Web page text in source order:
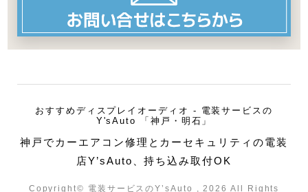
おすすめディスプレイオーディオ - 電装サービスの
Y'sAuto 「神戸・明石」
神戸でカーエアコン修理とカーセキュリティの電装
店Y’sAuto、持ち込み取付OK
Copyright© 電装サービスのY’sAuto , 2026 All Rights